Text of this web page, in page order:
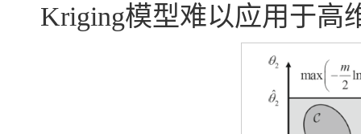
Kriging模型难以应用于高